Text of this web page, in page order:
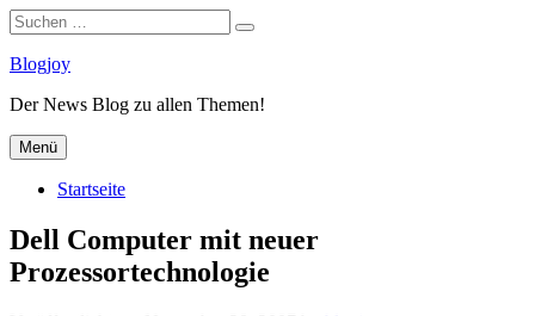
Suchen
nach:
Suchen
Zum
springen
Blogjoy
Der News Blog zu allen Themen!
Menü
Startseite
Dell Computer mit neuer
Prozessortechnologie